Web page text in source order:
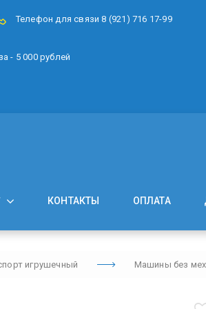
Телефон для связи 8 (921) 716 17-99
- 5 000 рублей
КОНТАКТЫ ОПЛАТА
игрушечный Машины без